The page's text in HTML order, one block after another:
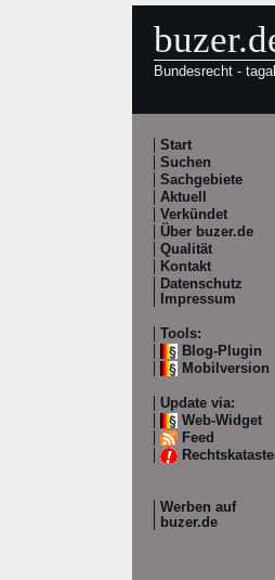
Bundesrecht -
Start
Suchen
Sachgebiete
Aktuell
Verkündet
Über buzer.de
Qualität
Kontakt
Datenschutz
Impressum
Tools:
Blog-Plugin
Mobilversion
Update via:
Web-Widget
Feed
Werben auf
buzer.de